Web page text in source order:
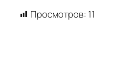
Просмотров: 11